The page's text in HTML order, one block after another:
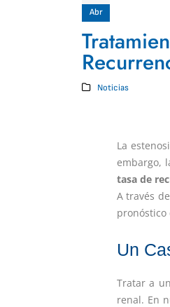
Abr
Noticias
La
embargo,
tasa de
A través
pronóstico
Un
Tratar a
renal. En